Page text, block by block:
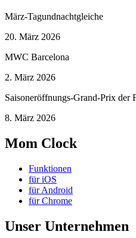
März-Tagundnachtgleiche
20. März 2026
MWC Barcelona
2. März 2026
Saisoneröffnungs-Grand-Prix der
8. März 2026
Mom Clock
Funktionen
für iOS
für Android
für Chrome
Unser Unternehmen